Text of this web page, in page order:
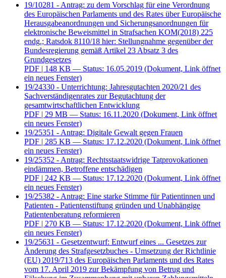
19/10281 - Antrag: zu dem Vorschlag für eine Verordnung
des Europäischen Parlaments und des Rates über Europäische
Herausgabeanordnungen und Sicherungsanordnungen für
elektronische Beweismittel in Strafsachen KOM(2018) 225
endg.; Ratsdok 8110/18 hier: Stellungnahme gegenüber der
Bundesregierung gemäß Artikel 23 Absatz 3 des
Grundgesetzes
PDF | 148 KB — Status: 16.05.2019 (Dokument, Link öffnet
ein neues Fenster)
19/24330 - Unterrichtung: Jahresgutachten 2020/21 des
Sachverständigenrates zur Begutachtung der
gesamtwirtschaftlichen Entwicklung
PDF | 29 MB — Status: 16.11.2020 (Dokument, Link öffnet
ein neues Fenster)
19/25351 - Antrag: Digitale Gewalt gegen Frauen
PDF | 285 KB — Status: 17.12.2020 (Dokument, Link öffnet
ein neues Fenster)
19/25352 - Antrag: Rechtsstaatswidrige Tatprovokationen
eindämmen, Betroffene entschädigen
PDF | 242 KB — Status: 17.12.2020 (Dokument, Link öffnet
ein neues Fenster)
19/25382 - Antrag: Eine starke Stimme für Patientinnen und
Patienten - Patientenstiftung gründen und Unabhängige
Patientenberatung reformieren
PDF | 270 KB — Status: 17.12.2020 (Dokument, Link öffnet
ein neues Fenster)
19/25631 - Gesetzentwurf: Entwurf eines ... Gesetzes zur
Änderung des Strafgesetzbuches - Umsetzung der Richtlinie
(EU) 2019/713 des Europäischen Parlaments und des Rates
vom 17. April 2019 zur Bekämpfung von Betrug und